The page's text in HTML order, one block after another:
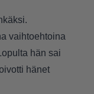
vaihtoehtoina
hän sai
hänet